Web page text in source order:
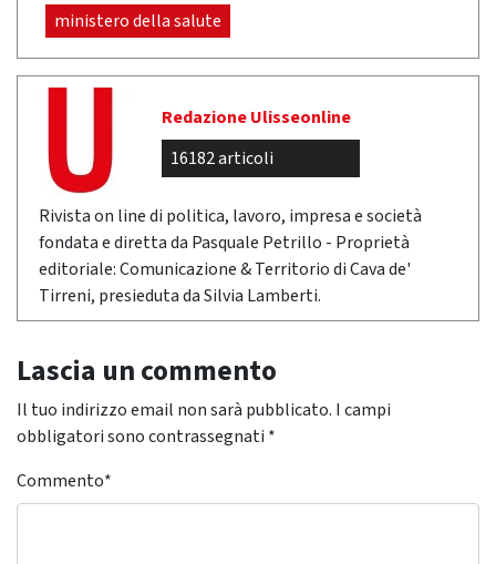
ministero della salute
Redazione Ulisseonline
16182 articoli
Rivista on line di politica, lavoro, impresa e società
fondata e diretta da Pasquale Petrillo - Proprietà
editoriale: Comunicazione & Territorio di Cava de'
Tirreni, presieduta da Silvia Lamberti.
Lascia un commento
Il tuo indirizzo email non sarà pubblicato. I campi
obbligatori sono contrassegnati *
Commento*